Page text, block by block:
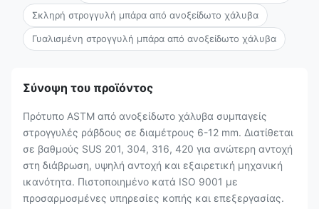
Σκληρή στρογγυλή μπάρα από ανοξείδωτο χάλυβα
Γυαλισμένη στρογγυλή μπάρα από ανοξείδωτο χάλυβα
Σύνοψη του προϊόντος
Πρότυπο ASTM από ανοξείδωτο χάλυβα συμπαγείς
στρογγυλές ράβδους σε διαμέτρους 6-12 mm. Διατίθεται
σε βαθμούς SUS 201, 304, 316, 420 για ανώτερη αντοχή
στη διάβρωση, υψηλή αντοχή και εξαιρετική μηχανική
ικανότητα. Πιστοποιημένο κατά ISO 9001 με
προσαρμοσμένες υπηρεσίες κοπής και επεξεργασίας.